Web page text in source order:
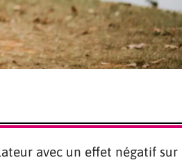
avec un effet négatif sur